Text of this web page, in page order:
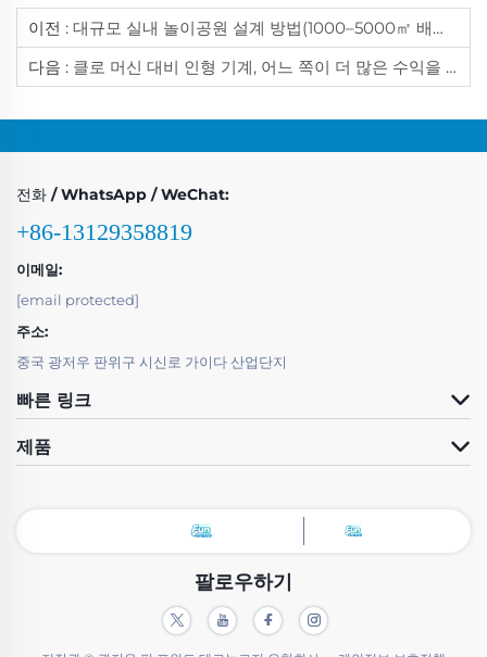
이전 : 대규모 실내 놀이공원 설계 방법(1000–5000㎡ 배치 가이드)
다음 : 클로 머신 대비 인형 기계, 어느 쪽이 더 많은 수익을 낼까?
전화 / WhatsApp / WeChat:
+86-13129358819
이메일:
[email protected]
주소:
중국 광저우 판위구 시신로 가이다 산업단지
빠른 링크
제품
팔로우하기